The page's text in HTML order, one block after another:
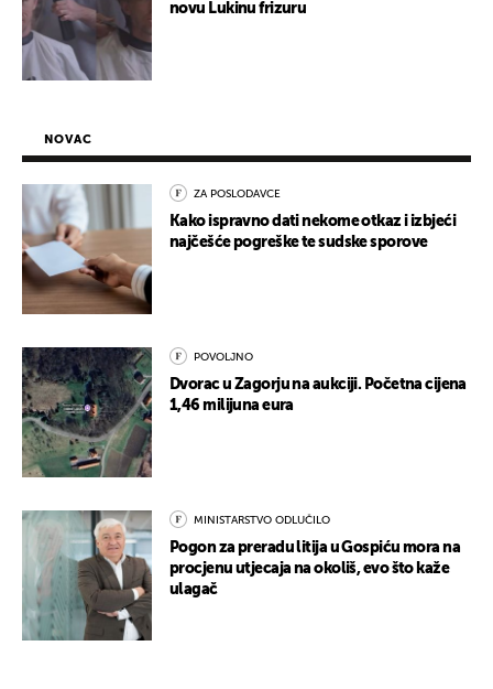
novu Lukinu frizuru
NOVAC
ZA POSLODAVCE
Kako ispravno dati nekome otkaz i izbjeći
najčešće pogreške te sudske sporove
POVOLJNO
Dvorac u Zagorju na aukciji. Početna cijena
1,46 milijuna eura
MINISTARSTVO ODLUČILO
Pogon za preradu litija u Gospiću mora na
procjenu utjecaja na okoliš, evo što kaže
ulagač